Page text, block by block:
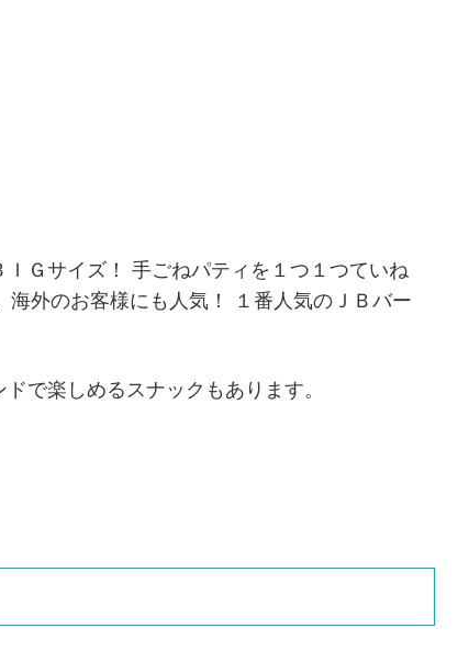
Ｇサイズ！ 手ごねパティを１つ１つていね
外のお客様にも人気！ １番人気のＪＢバー
で楽しめるスナックもあります。